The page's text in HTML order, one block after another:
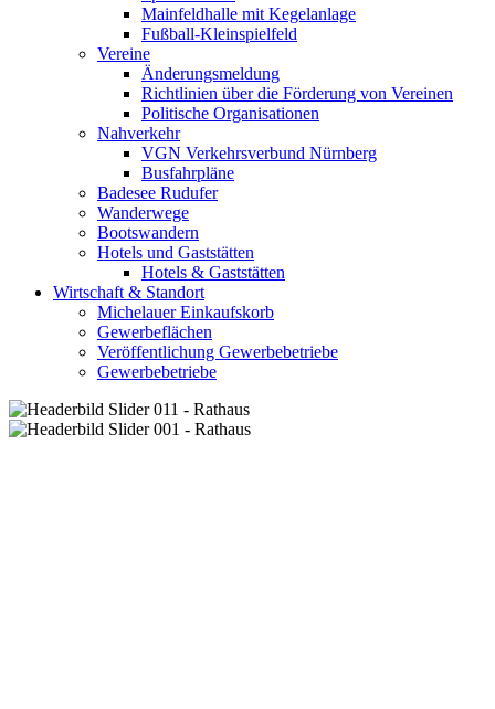
Mainfeldhalle mit Kegelanlage
Fußball-Kleinspielfeld
Vereine
Änderungsmeldung
Richtlinien über die Förderung von Vereinen
Politische Organisationen
Nahverkehr
VGN Verkehrsverbund Nürnberg
Busfahrpläne
Badesee Rudufer
Wanderwege
Bootswandern
Hotels und Gaststätten
Hotels & Gaststätten
Wirtschaft & Standort
Michelauer Einkaufskorb
Gewerbeflächen
Veröffentlichung Gewerbebetriebe
Gewerbebetriebe